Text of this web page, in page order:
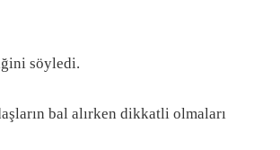
söyledi.
bal alırken dikkatli olmaları